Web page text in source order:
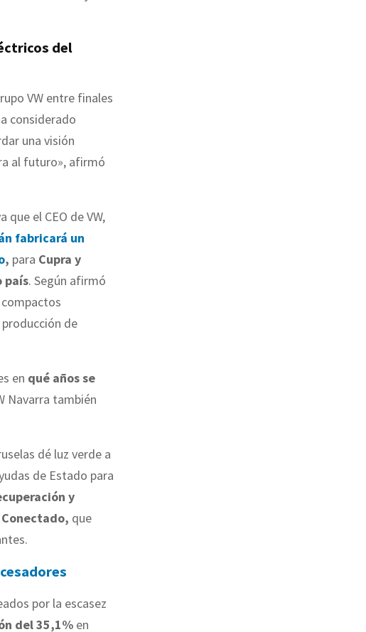
del
VW entre finales
considerado
una visión
al futuro», afirmó
el CEO de VW,
fabricará un
, para Cupra y
país. Según afirmó
de
en qué años se
Navarra también
dé luz verde a
de Estado para
y
que
por la escasez
del 35,1% en